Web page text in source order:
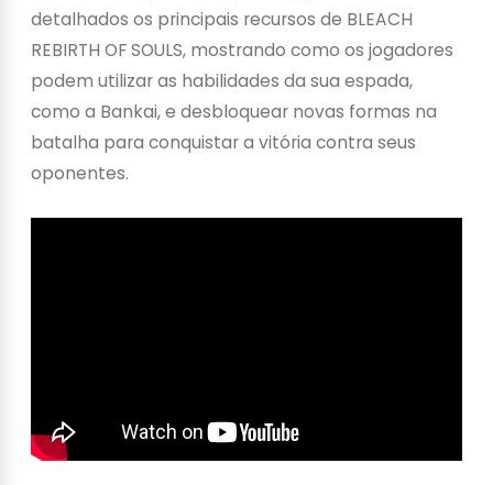
detalhados os principais recursos de BLEACH
REBIRTH OF SOULS, mostrando como os jogadores
podem utilizar as habilidades da sua espada,
como a Bankai, e desbloquear novas formas na
batalha para conquistar a vitória contra seus
oponentes.